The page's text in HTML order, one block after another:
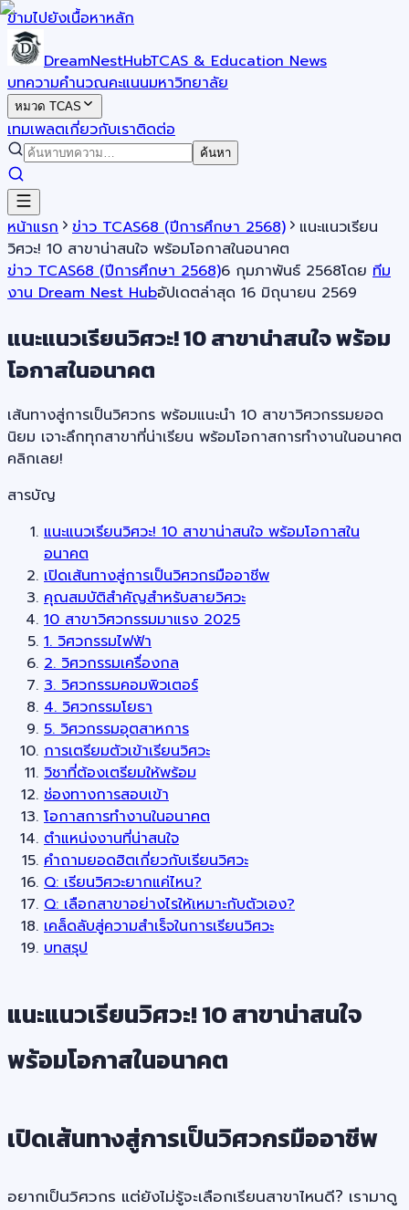
ข้ามไปยังเนื้อหาหลัก
DreamNestHubTCAS & Education News
บทความคำนวณคะแนนมหาวิทยาลัย
หมวด TCAS
เทมเพลตเกี่ยวกับเราติดต่อ
ค้นหา
หน้าแรก ข่าว TCAS68 (ปีการศึกษา 2568)
แนะแนวเรียน
วิศวะ! 10 สาขาน่าสนใจ พร้อมโอกาสในอนาคต
ข่าว TCAS68 (ปีการศึกษา 2568)6 กุมภาพันธ์ 2568โดย ทีม
งาน Dream Nest Hubอัปเดตล่าสุด 16 มิถุนายน 2569
แนะแนวเรียนวิศวะ! 10 สาขาน่าสนใจ พร้อม
โอกาสในอนาคต
เส้นทางสู่การเป็นวิศวกร พร้อมแนะนำ 10 สาขาวิศวกรรมยอด
นิยม เจาะลึกทุกสาขาที่น่าเรียน พร้อมโอกาสการทำงานในอนาคต
คลิกเลย!
สารบัญ
แนะแนวเรียนวิศวะ! 10 สาขาน่าสนใจ พร้อมโอกาสใน
อนาคต
เปิดเส้นทางสู่การเป็นวิศวกรมืออาชีพ
คุณสมบัติสำคัญสำหรับสายวิศวะ
10 สาขาวิศวกรรมมาแรง 2025
1. วิศวกรรมไฟฟ้า
2. วิศวกรรมเครื่องกล
3. วิศวกรรมคอมพิวเตอร์
4. วิศวกรรมโยธา
5. วิศวกรรมอุตสาหการ
การเตรียมตัวเข้าเรียนวิศวะ
วิชาที่ต้องเตรียมให้พร้อม
ช่องทางการสอบเข้า
โอกาสการทำงานในอนาคต
ตำแหน่งงานที่น่าสนใจ
คำถามยอดฮิตเกี่ยวกับเรียนวิศวะ
Q: เรียนวิศวะยากแค่ไหน?
Q: เลือกสาขาอย่างไรให้เหมาะกับตัวเอง?
เคล็ดลับสู่ความสำเร็จในการเรียนวิศวะ
บทสรุป
แนะแนวเรียนวิศวะ! 10 สาขาน่าสนใจ
พร้อมโอกาสในอนาคต
เปิดเส้นทางสู่การเป็นวิศวกรมืออาชีพ
อยากเป็นวิศวกร แต่ยังไม่รู้จะเลือกเรียนสาขาไหนดี? เรามาดู